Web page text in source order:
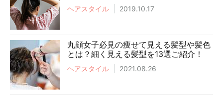
ヘアスタイル 2019.10.17
丸顔女子必見の痩せて見える髪型や髪色
とは？細く見える髪型を13選ご紹介！
ヘアスタイル 2021.08.26